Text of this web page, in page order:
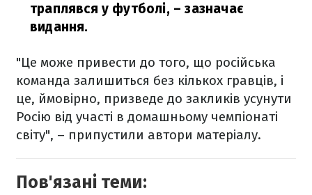
траплявся у футболі, – зазначає
видання.
"Це може привести до того, що російська
команда залишиться без кількох гравців, і
це, ймовірно, призведе до закликів усунути
Росію від участі в домашньому чемпіонаті
світу", – припустили автори матеріалу.
Пов'язані теми: